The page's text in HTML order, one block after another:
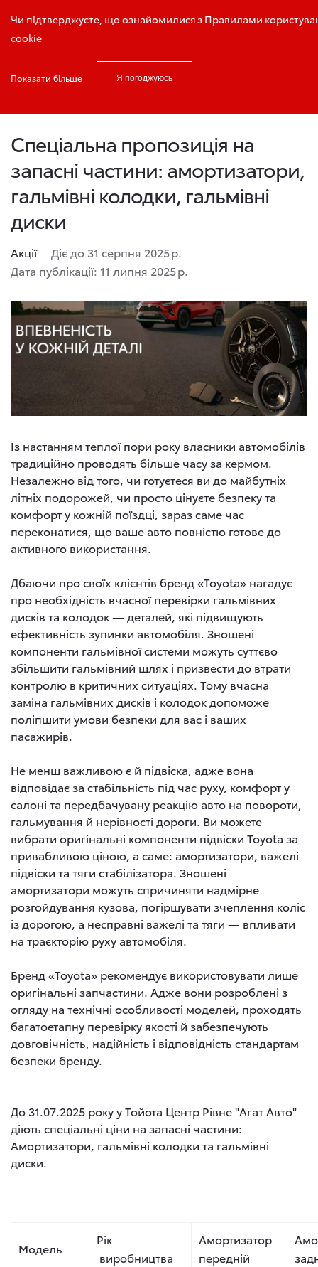
Чи підтверджуєте, що ознайомилися з Правилами
cookie
Показати більше Я погоджуюсь
Запис на тест-драйв
Спеціальна пропозиція на
запасні частини: амортизатори,
гальмівні колодки, гальмівні
диски
Акції
Діє до 31 серпня 2025 р.
Дата публікації: 11 липня 2025 р.
Із настанням теплої пори року власники автомобілів
традиційно проводять більше часу за кермом.
Незалежно від того, чи готуєтеся ви до майбутніх
літніх подорожей, чи просто цінуєте безпеку та
комфорт у кожній поїздці, зараз саме час
переконатися, що ваше авто повністю готове до
активного використання.
Дбаючи про своїх клієнтів бренд «Toyota» нагадує
про необхідність вчасної перевірки гальмівних
дисків та колодок — деталей, які підвищують
ефективність зупинки автомобіля. Зношені
компоненти гальмівної системи можуть суттєво
збільшити гальмівний шлях і призвести до втрати
контролю в критичних ситуаціях. Тому вчасна
заміна гальмівних дисків і колодок допоможе
поліпшити умови безпеки для вас і ваших
пасажирів.
Не менш важливою є й підвіска, адже вона
відповідає за стабільність під час руху, комфорт у
салоні та передбачувану реакцію авто на повороти,
гальмування й нерівності дороги. Ви можете
вибрати оригінальні компоненти підвіски Toyota за
привабливою ціною, а саме: амортизатори, важелі
підвіски та тяги стабілізатора. Зношені
амортизатори можуть спричиняти надмірне
розгойдування кузова, погіршувати зчеплення коліс
із дорогою, а несправні важелі та тяги — впливати
на траєкторію руху автомобіля.
Бренд «Toyota» рекомендує використовувати лише
оригінальні запчастини. Адже вони розроблені з
огляду на технічні особливості моделей, проходять
багатоетапну перевірку якості й забезпечують
довговічність, надійність і відповідність стандартам
безпеки бренду.
До 31.07.2025 року у Тойота Центр Рівне "Агат Авто"
діють спеціальні ціни на запасні частини:
Амортизатори, гальмівні колодки та гальмівні
диски.
Модель
Рік
виробництва
Амортизатор
передній